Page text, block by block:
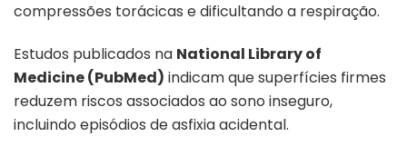
compressões torácicas e dificultando a respiração.
Estudos publicados na National Library of
Medicine (PubMed) indicam que superfícies firmes
reduzem riscos associados ao sono inseguro,
incluindo episódios de asfixia acidental.